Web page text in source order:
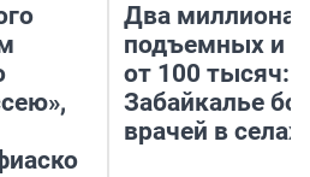
Два миллиона
подъемных и
от 100 тысяч:
Забайкалье
врачей в селах